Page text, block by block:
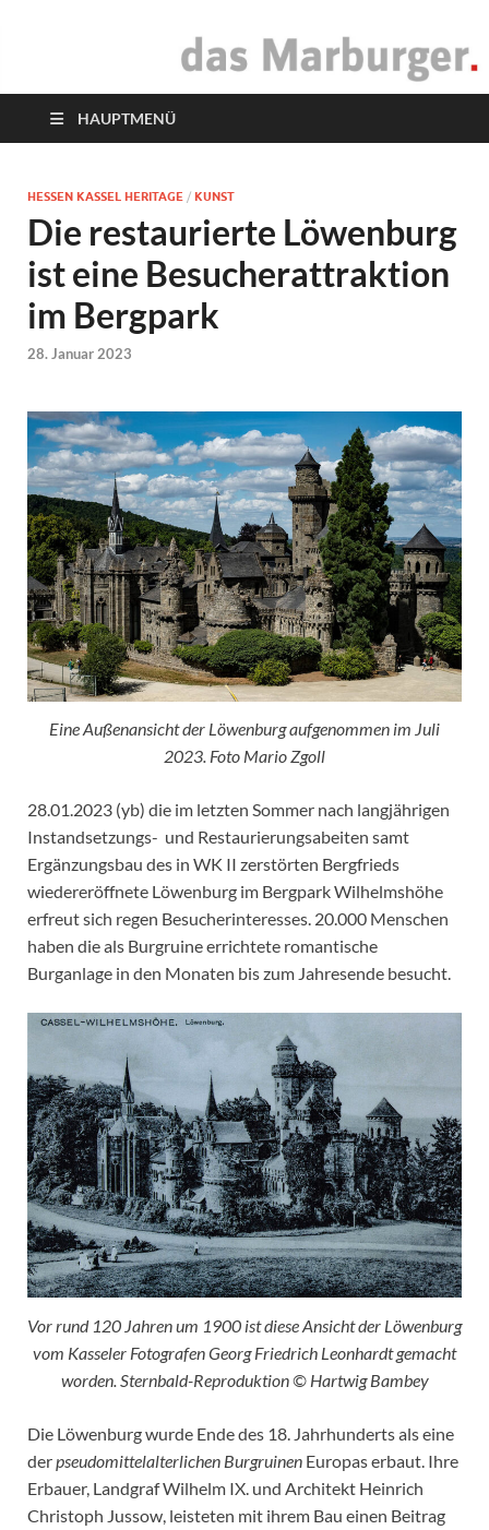
das Marburger.
HAUPTMENÜ
HESSEN KASSEL HERITAGE / KUNST
Die restaurierte Löwenburg
ist eine Besucherattraktion
im Bergpark
28. Januar 2023
Eine Außenansicht der Löwenburg aufgenommen im Juli
2023. Foto Mario Zgoll
28.01.2023 (yb) die im letzten Sommer nach langjährigen
Instandsetzungs- und Restaurierungsabeiten samt
Ergänzungsbau des in WK II zerstörten Bergfrieds
wiedereröffnete Löwenburg im Bergpark Wilhelmshöhe
erfreut sich regen Besucherinteresses. 20.000 Menschen
haben die als Burgruine errichtete romantische
Burganlage in den Monaten bis zum Jahresende besucht.
Vor rund 120 Jahren um 1900 ist diese Ansicht der Löwenburg
vom Kasseler Fotografen Georg Friedrich Leonhardt gemacht
worden. Sternbald-Reproduktion © Hartwig Bambey
Die Löwenburg wurde Ende des 18. Jahrhunderts als eine
der pseudomittelalterlichen Burgruinen Europas erbaut. Ihre
Erbauer, Landgraf Wilhelm IX. und Architekt Heinrich
Christoph Jussow, leisteten mit ihrem Bau einen Beitrag